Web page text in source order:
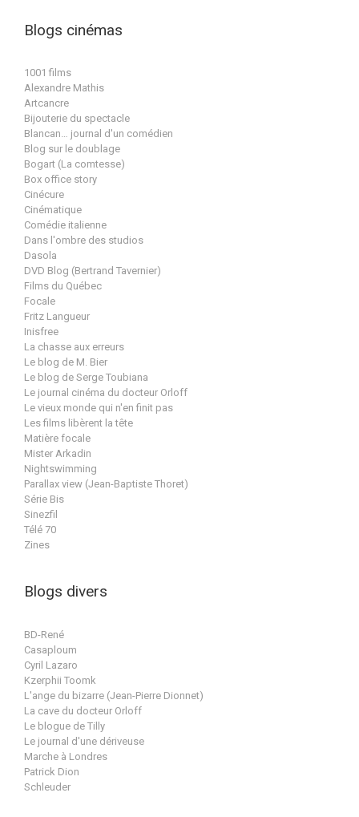
Blogs cinémas
1001 films
Alexandre Mathis
Artcancre
Bijouterie du spectacle
Blancan… journal d'un comédien
Blog sur le doublage
Bogart (La comtesse)
Box office story
Cinécure
Cinématique
Comédie italienne
Dans l'ombre des studios
Dasola
DVD Blog (Bertrand Tavernier)
Films du Québec
Focale
Fritz Langueur
Inisfree
La chasse aux erreurs
Le blog de M. Bier
Le blog de Serge Toubiana
Le journal cinéma du docteur Orloff
Le vieux monde qui n'en finit pas
Les films libèrent la tête
Matière focale
Mister Arkadin
Nightswimming
Parallax view (Jean-Baptiste Thoret)
Série Bis
Sinezfil
Télé 70
Zines
Blogs divers
BD-René
Casaploum
Cyril Lazaro
Kzerphii Toomk
L'ange du bizarre (Jean-Pierre Dionnet)
La cave du docteur Orloff
Le blogue de Tilly
Le journal d'une dériveuse
Marche à Londres
Patrick Dion
Schleuder